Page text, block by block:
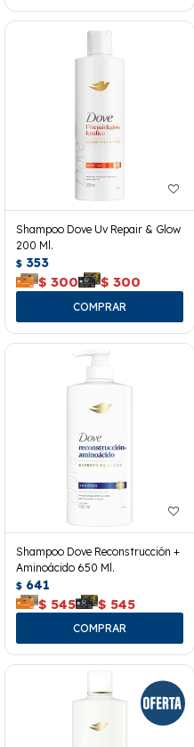
Shampoo Dove Uv Repair & Glow
200 Ml.
$ 353
$ 300 $ 300
Shampoo Dove Reconstrucción +
Aminoácido 650 Ml.
$ 641
$ 545 $ 545